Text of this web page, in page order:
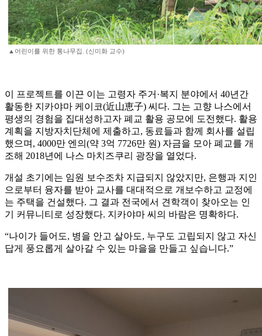
▲어린이를 위한 통나무집. (신미화 교수)
이 프로젝트를 이끈 이는 고령자 주거·복지 분야에서 40년간
활동한 지카야마 케이코(近山恵子) 씨다. 그는 고향 나스에서
평생의 경험을 집대성하고자 폐교 활용 공모에 도전했다. 활용
계획을 지방자치단체에 제출하고, 동료들과 함께 회사를 설립
했으며, 4000만 엔의(약 3억 7726만 원) 자금을 모아 폐교를 개
조해 2018년에 나스 마치즈쿠리 광장을 열었다.
개설 초기에는 임원 보수조차 지급되지 않았지만, 은행과 지인
으로부터 융자를 받아 교사를 대대적으로 개보수하고 교정에
는 주택을 건설했다. 그 결과 전국에서 견학객이 찾아오는 인
기 커뮤니티로 성장했다. 지카야마 씨의 바람은 명확하다.
“나이가 들어도, 병을 안고 살아도, 누구도 고립되지 않고 자신
답게 풍요롭게 살아갈 수 있는 마을을 만들고 싶습니다.”